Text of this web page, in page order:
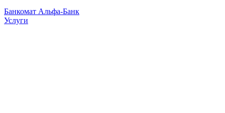
Банкомат Альфа-Банк
Услуги